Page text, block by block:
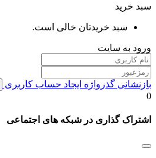
سبد خرید
سبد خریدتان خالی است.
ورود به سایت
بازنشانی گذرواژه ایجاد حساب کاربری
0
اشتراک گذاری در شبکه های اجتماعی